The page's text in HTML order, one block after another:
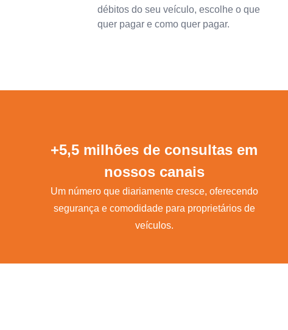
débitos do seu veículo, escolhe o que
quer pagar e como quer pagar.
+5,5 milhões de consultas em
nossos canais
Um número que diariamente cresce, oferecendo
segurança e comodidade para proprietários de
veículos.